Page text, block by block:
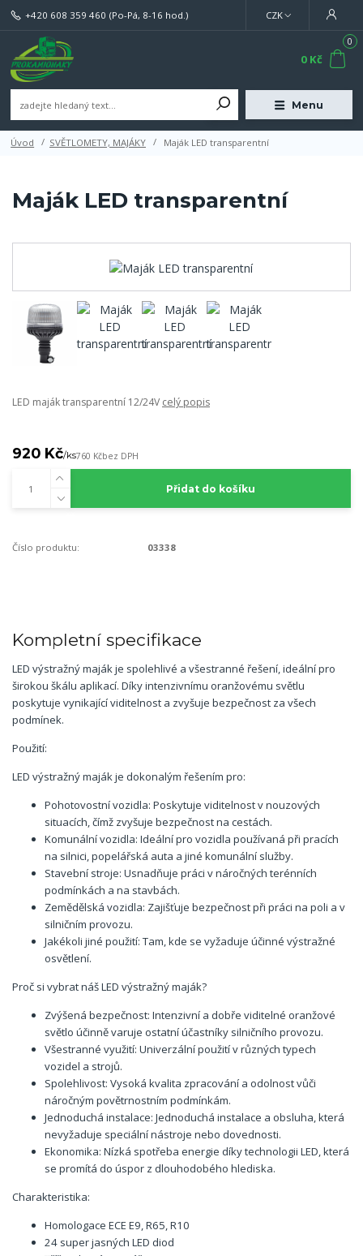
Menu
CZK
+420 608 359 460 (Po-Pá, 8-16 hod.)
0
0 Kč
Úvod SVĚTLOMETY, MAJÁKY Maják LED transparentní
Maják LED transparentní
LED maják transparentní 12/24V celý popis
920 Kč/ks760 Kčbez DPH
Přidat do košíku
Číslo produktu: 03338
Kompletní specifikace
LED výstražný maják je spolehlivé a všestranné řešení, ideální pro
širokou škálu aplikací. Díky intenzivnímu oranžovému světlu
poskytuje vynikající viditelnost a zvyšuje bezpečnost za všech
podmínek.
Použití:
LED výstražný maják je dokonalým řešením pro:
Pohotovostní vozidla: Poskytuje viditelnost v nouzových
situacích, čímž zvyšuje bezpečnost na cestách.
Komunální vozidla: Ideální pro vozidla používaná při pracích
na silnici, popelářská auta a jiné komunální služby.
Stavební stroje: Usnadňuje práci v náročných terénních
podmínkách a na stavbách.
Zemědělská vozidla: Zajišťuje bezpečnost při práci na poli a v
silničním provozu.
Jakékoli jiné použití: Tam, kde se vyžaduje účinné výstražné
osvětlení.
Proč si vybrat náš LED výstražný maják?
Zvýšená bezpečnost: Intenzivní a dobře viditelné oranžové
světlo účinně varuje ostatní účastníky silničního provozu.
Všestranné využití: Univerzální použití v různých typech
vozidel a strojů.
Spolehlivost: Vysoká kvalita zpracování a odolnost vůči
náročným povětrnostním podmínkám.
Jednoduchá instalace: Jednoduchá instalace a obsluha, která
nevyžaduje speciální nástroje nebo dovednosti.
Ekonomika: Nízká spotřeba energie díky technologii LED, která
se promítá do úspor z dlouhodobého hlediska.
Charakteristika:
Homologace ECE E9, R65, R10
24 super jasných LED diod